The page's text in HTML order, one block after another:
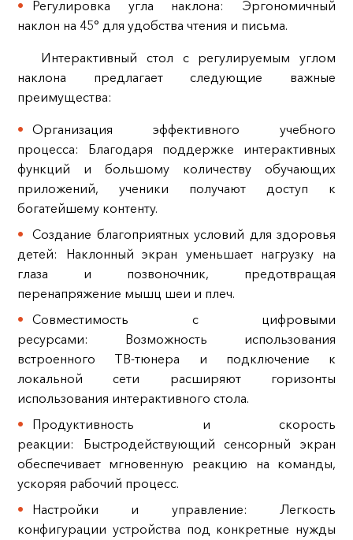
Регулировка угла наклона: Эргономичный
наклон на 45° для удобства чтения и письма.
Интерактивный стол с регулируемым углом
наклона предлагает следующие важные
преимущества:
Организация эффективного учебного
процесса: Благодаря поддержке интерактивных
функций и большому количеству обучающих
приложений, ученики получают доступ к
богатейшему контенту.
Создание благоприятных условий для здоровья
детей: Наклонный экран уменьшает нагрузку на
глаза и позвоночник, предотвращая
перенапряжение мышц шеи и плеч.
Совместимость с цифровыми
ресурсами: Возможность использования
встроенного ТВ-тюнера и подключение к
локальной сети расширяют горизонты
использования интерактивного стола.
Продуктивность и скорость
реакции: Быстродействующий сенсорный экран
обеспечивает мгновенную реакцию на команды,
ускоряя рабочий процесс.
Настройки и управление: Легкость
конфигурации устройства под конкретные нужды